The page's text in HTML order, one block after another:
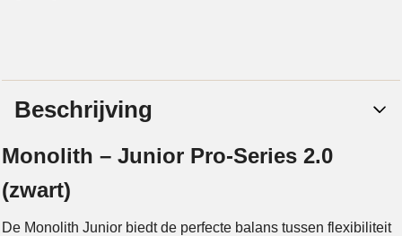
Beschrijving
Monolith – Junior Pro-Series 2.0
(zwart)
De Monolith Junior biedt de perfecte balans tussen flexibiliteit